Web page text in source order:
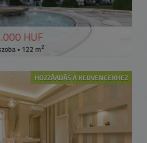
HUF
• 122 m2
HOZZÁADÁS A KEDVENCEKHEZ